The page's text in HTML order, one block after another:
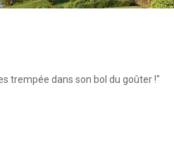
trempée dans son bol du goûter !"